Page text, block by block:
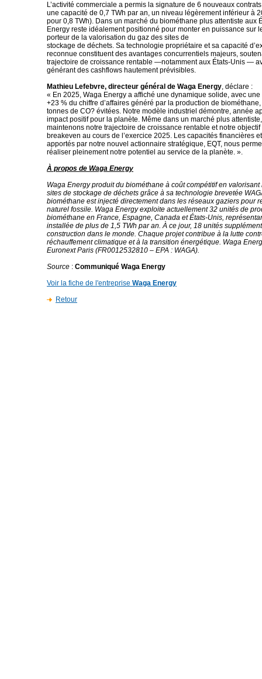
L’activité commerciale a permis la signature de 6 nouveaux
une capacité de 0,7 TWh par an, un niveau légèrement inférieur à
pour 0,8 TWh). Dans un marché du biométhane plus attentiste aux
Energy reste idéalement positionné pour monter en puissance sur
porteur de la valorisation du gaz des sites de
stockage de déchets. Sa technologie propriétaire et sa capacité
reconnue constituent des avantages concurrentiels majeurs,
trajectoire de croissance rentable —notamment aux États-Unis —
générant des cashflows hautement prévisibles.
Mathieu Lefebvre, directeur général de Waga Energy, déclare :
« En 2025, Waga Energy a affiché une dynamique solide, avec
+23 % du chiffre d’affaires généré par la production de
tonnes de CO? évitées. Notre modèle industriel démontre, année
impact positif pour la planète. Même dans un marché plus
maintenons notre trajectoire de croissance rentable et notre objectif
breakeven au cours de l’exercice 2025. Les capacités financières
apportés par notre nouvel actionnaire stratégique, EQT, nous
réaliser pleinement notre potentiel au service de la planète. ».
À propos de Waga Energy
Waga Energy produit du biométhane à coût compétitif en
sites de stockage de déchets grâce à sa technologie brevetée
biométhane est injecté directement dans les réseaux gaziers pour
naturel fossile. Waga Energy exploite actuellement 32 unités de
biométhane en France, Espagne, Canada et États-Unis,
installée de plus de 1,5 TWh par an. À ce jour, 18 unités
construction dans le monde. Chaque projet contribue à la lutte
réchauffement climatique et à la transition énergétique. Waga
Euronext Paris (FR0012532810 – EPA : WAGA).
Source : Communiqué Waga Energy
Voir la fiche de l'entreprise Waga Energy
Retour